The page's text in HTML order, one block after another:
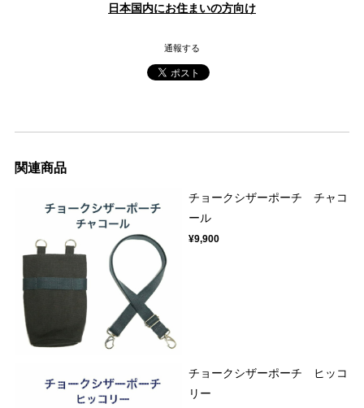
日本国内にお住まいの方向け
通報する
関連商品
チョークシザーポーチ チャコ
ール
¥9,900
チョークシザーポーチ ヒッコ
リー